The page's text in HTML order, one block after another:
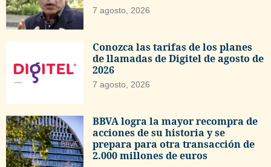
7 agosto, 2026
Conozca las tarifas de los planes
de llamadas de Digitel de agosto de
2026
7 agosto, 2026
BBVA logra la mayor recompra de
acciones de su historia y se
prepara para otra transacción de
2.000 millones de euros